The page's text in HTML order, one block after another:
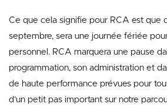
Ce que cela signifie pour RCA est que
septembre, sera une journée fériée
personnel. RCA marquera une pause
programmation, son administration et
de haute performance prévues pour
d’un petit pas important sur notre